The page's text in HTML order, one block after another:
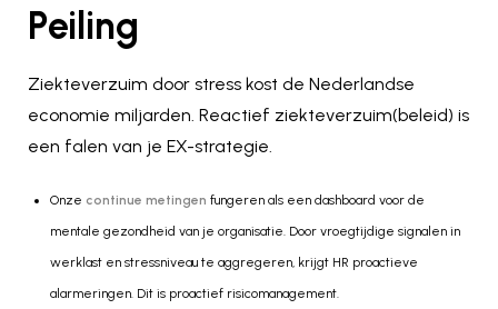
Peiling
Ziekteverzuim door stress kost de Nederlandse
economie miljarden. Reactief ziekteverzuim(beleid) is
een falen van je EX-strategie.
Onze continue metingen fungeren als een dashboard voor de
mentale gezondheid van je organisatie. Door vroegtijdige signalen in
werklast en stressniveau te aggregeren, krijgt HR proactieve
alarmeringen. Dit is proactief risicomanagement.